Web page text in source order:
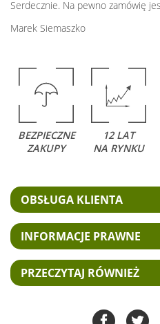
Serdecznie. Na pewno zamówię
Marek Siemaszko
BEZPIECZNE
ZAKUPY
12 LAT
NA RYNKU
OBSŁUGA KLIENTA
INFORMACJE PRAWNE
PRZECZYTAJ RÓWNIEŻ